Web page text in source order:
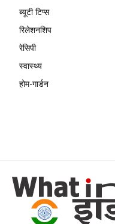
ब्यूटी टिप्स
रिलेशनशिप
रेसिपी
स्वास्थ्य
होम-गार्डन